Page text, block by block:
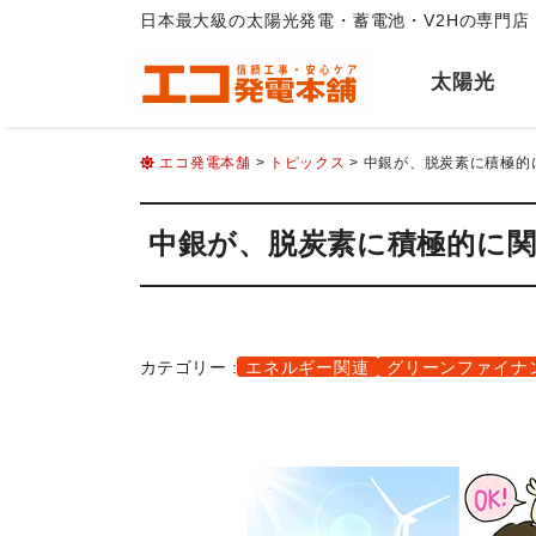
日本最大級の太陽光発電・蓄電池・V2Hの専門店
太陽光
エコ発電本舗 > トピックス > 中銀が、脱炭素に積極
中銀が、脱炭素に積極的に
カテゴリー : エネルギー関連 グリーンファイナ